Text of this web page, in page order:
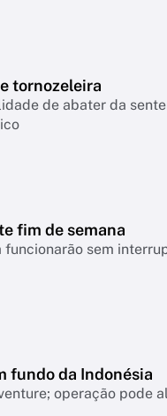
tornozeleira
de abater da
fim de semana
funcionarão sem
fundo da Indonésia
operação pode